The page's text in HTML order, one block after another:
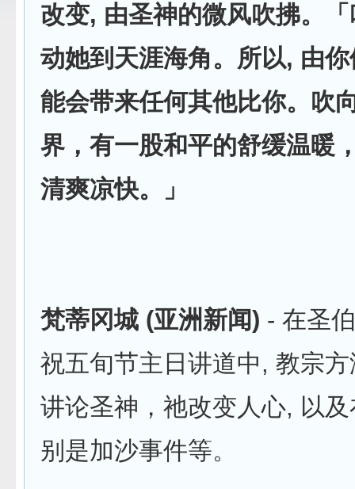
改变, 由圣神的微风吹拂。
动她到天涯海角。所以, 由
能会带来任何其他比你。吹
界，有一股和平的舒缓温暖
清爽凉快。」
梵蒂冈城 (亚洲新闻) - 在圣
祝五旬节主日讲道中, 教宗
讲论圣神，祂改变人心, 以
别是加沙事件等。